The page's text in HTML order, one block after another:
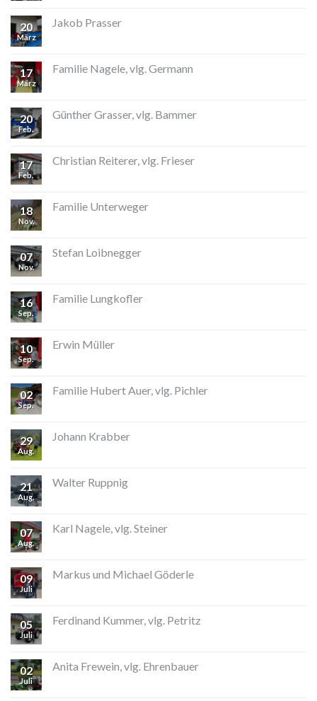
20
März
Jakob Prasser
17
März
Familie Nagele, vlg. Germann
20
Feb.
Günther Grasser, vlg. Bammer
17
Feb.
Christian Reiterer, vlg. Frieser
18
Nov.
Familie Unterweger
07
Nov.
Stefan Loibnegger
16
Sep.
Familie Lungkofler
10
Sep.
Erwin Müller
02
Sep.
Familie Hubert Auer, vlg. Pichler
29
Aug.
Johann Krabber
21
Aug.
Walter Ruppnig
07
Aug.
Karl Nagele, vlg. Steiner
09
Juli
Markus und Michael Göderle
05
Juli
Ferdinand Kummer, vlg. Petritz
02
Juli
Anita Frewein, vlg. Ehrenbauer